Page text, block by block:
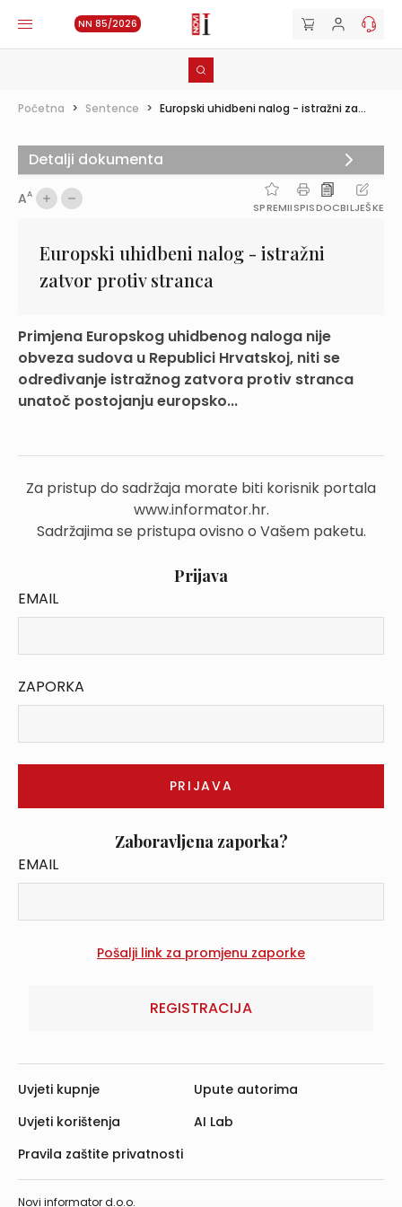
NN 85/2026
Početna > Sentence > Europski uhidbeni nalog - istražni za...
AA
SPREMIISPISDOCBILJEŠKE
Europski uhidbeni nalog - istražni
zatvor protiv stranca
Primjena Europskog uhidbenog naloga nije
obveza sudova u Republici Hrvatskoj, niti se
određivanje istražnog zatvora protiv stranca
unatoč postojanju europsko...
Za pristup do sadržaja morate biti korisnik portala
www.informator.hr.
Sadržajima se pristupa ovisno o Vašem paketu.
Prijava
EMAIL
ZAPORKA
Zaboravljena zaporka?
EMAIL
REGISTRACIJA
Detalji dokumenta
Novi informator d.o.o.
Uvjeti kupnje
Uvjeti korištenja
Pravila zaštite privatnosti
Upute autorima
AI Lab